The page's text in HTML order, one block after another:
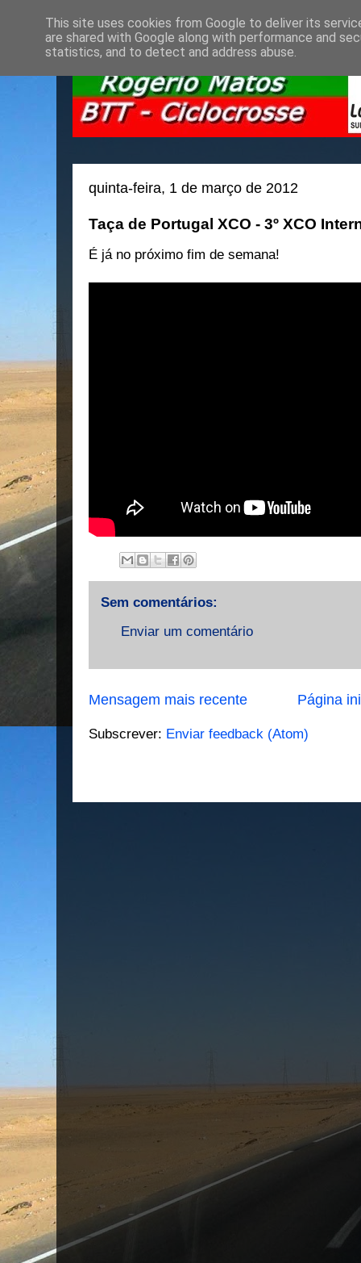
quinta-feira, 1 de março de 2012
Taça de Portugal XCO - 3º XCO
É já no próximo fim de semana!
Sem comentários:
Enviar um comentário
Mensagem mais recente Página
Subscrever: Enviar feedback (Atom)
This site uses cookies from Google to deliver its
are shared with Google along with performance and
statistics, and to detect and address abuse.